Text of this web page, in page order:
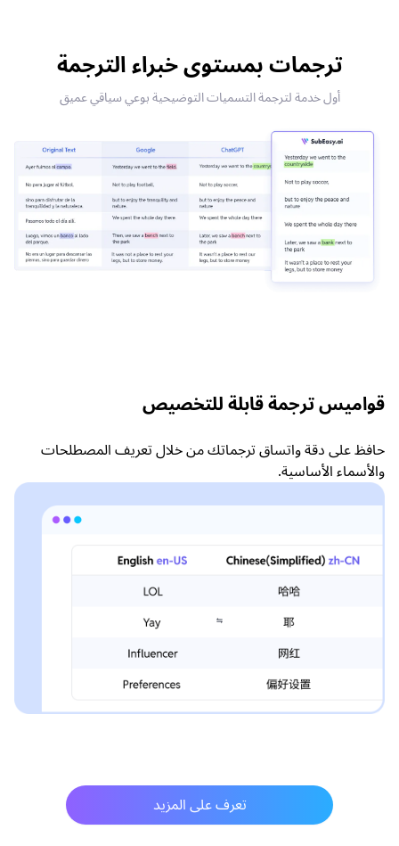
ترجمات بمستوى خبراء الترجمة
أول خدمة لترجمة التسميات التوضيحية بوعي سياقي عميق
قواميس ترجمة قابلة للتخصيص
حافظ على دقة واتساق ترجماتك من خلال تعريف المصطلحات
والأسماء الأساسية.
تعرف على المزيد